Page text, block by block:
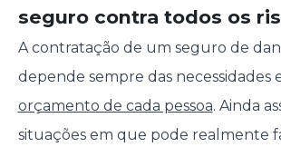
seguro contra todos os
A contratação de um seguro de
depende sempre das necessidades
orçamento de cada pessoa. Ainda
situações em que pode realmente